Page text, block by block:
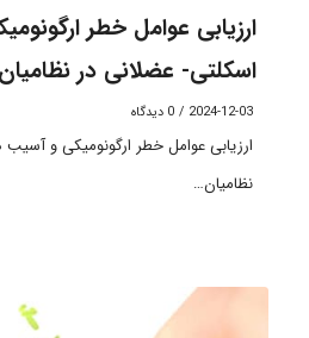
ارزیابی عوامل خطر
اسکلتی- عضلانی در نظامیان
2024-12-03
/ 0 دیدگاه
ارزیابی عوامل خطر ارگونومیکی و
نظامیان…